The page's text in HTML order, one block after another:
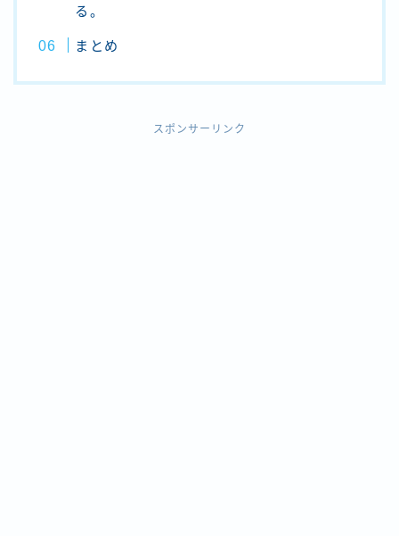
る。
まとめ
スポンサーリンク